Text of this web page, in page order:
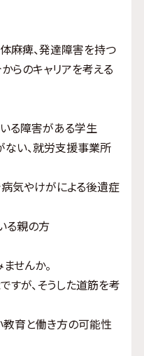
麻痺、発達障害を持つ
らのキャリアを考える
る障害がある学生
い、就労支援事業所
気やけがによる後遺症
る親の方
せんか。
すが、そうした道筋を考
教育と働き方の可能性